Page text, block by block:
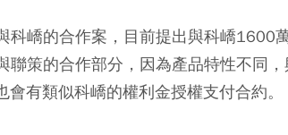
科嶠的合作案，目前提出與科嶠1600
聯策的合作部分，因為產品特性不同
會有類似科嶠的權利金授權支付合約。